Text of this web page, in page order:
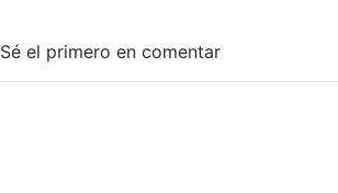
Sé el primero en comentar